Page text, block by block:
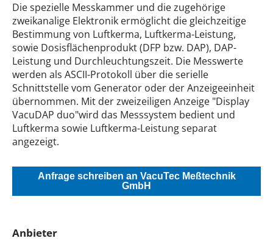
Die spezielle Messkammer und die zugehörige
zweikanalige Elektronik ermöglicht die gleichzeitige
Bestimmung von Luftkerma, Luftkerma-Leistung,
sowie Dosisflächenprodukt (DFP bzw. DAP), DAP-
Leistung und Durchleuchtungszeit. Die Messwerte
werden als ASCII-Protokoll über die serielle
Schnittstelle vom Generator oder der Anzeigeeinheit
übernommen. Mit der zweizeiligen Anzeige "Display
VacuDAP duo"wird das Messsystem bedient und
Luftkerma sowie Luftkerma-Leistung separat
angezeigt.
Anfrage schreiben an VacuTec Meßtechnik
GmbH
Anbieter